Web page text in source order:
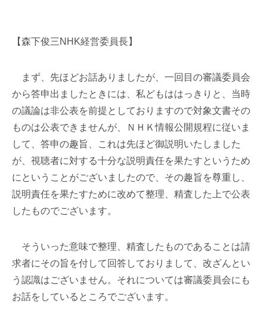
【森下俊三NHK経営委員長】
まず、先ほどお話ありましたが、一回目の審議委員会
から答申出ましたときには、私どもははっきりと、当時
の議論は非公表を前提としておりますので対象文書その
ものは公表できませんが、ＮＨＫ情報公開規程に従いま
して、答申の趣旨、これは先ほど御説明いたしました
が、視聴者に対する十分な説明責任を果たすというため
にということがございましたので、その趣旨を尊重し、
説明責任を果たすために改めて整理、精査した上で公表
したものでございます。
そういった意味で整理、精査したものであることは請
求者にその旨を付して回答しておりまして、改ざんとい
う認識はございません。それについては審議委員会にも
お話をしているところでございます。